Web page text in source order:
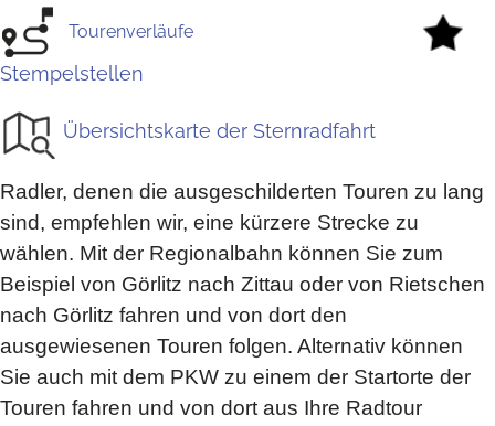
Tourenverläufe
Stempelstellen
Übersichtskarte der Sternradfahrt
Radler, denen die ausgeschilderten Touren zu lang
sind, empfehlen wir, eine kürzere Strecke zu
wählen. Mit der Regionalbahn können Sie zum
Beispiel von Görlitz nach Zittau oder von Rietschen
nach Görlitz fahren und von dort den
ausgewiesenen Touren folgen. Alternativ können
Sie auch mit dem PKW zu einem der Startorte der
Touren fahren und von dort aus Ihre Radtour